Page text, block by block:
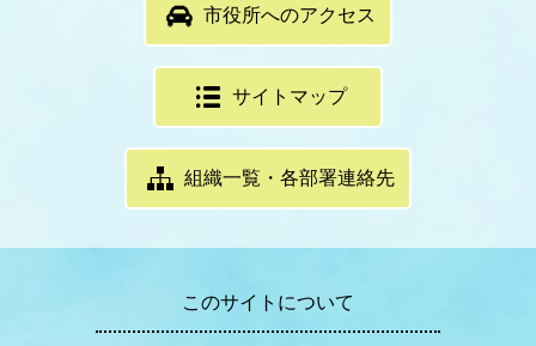
市役所へのアクセス
サイトマップ
組織一覧・各部署連絡先
このサイトについて